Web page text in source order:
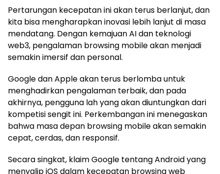
Pertarungan kecepatan ini akan terus berlanjut, dan
kita bisa mengharapkan inovasi lebih lanjut di masa
mendatang. Dengan kemajuan AI dan teknologi
web3, pengalaman browsing mobile akan menjadi
semakin imersif dan personal.
Google dan Apple akan terus berlomba untuk
menghadirkan pengalaman terbaik, dan pada
akhirnya, pengguna lah yang akan diuntungkan dari
kompetisi sengit ini. Perkembangan ini menegaskan
bahwa masa depan browsing mobile akan semakin
cepat, cerdas, dan responsif.
Secara singkat, klaim Google tentang Android yang
menyalip iOS dalam kecepatan browsing web